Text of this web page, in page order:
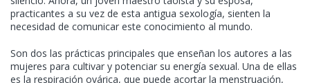
practicantes a su vez de esta antigua sexología, sienten la
necesidad de comunicar este conocimiento al mundo.
Son dos las prácticas principales que enseñan los autores a las
mujeres para cultivar y potenciar su energía sexual. Una de ellas
es la respiración ovárica, que puede acortar la menstruación,